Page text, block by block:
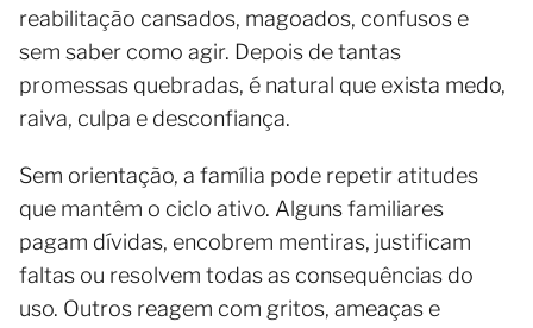
reabilitação cansados, magoados, confusos e
sem saber como agir. Depois de tantas
promessas quebradas, é natural que exista medo,
raiva, culpa e desconfiança.
Sem orientação, a família pode repetir atitudes
que mantêm o ciclo ativo. Alguns familiares
pagam dívidas, encobrem mentiras, justificam
faltas ou resolvem todas as consequências do
uso. Outros reagem com gritos, ameaças e